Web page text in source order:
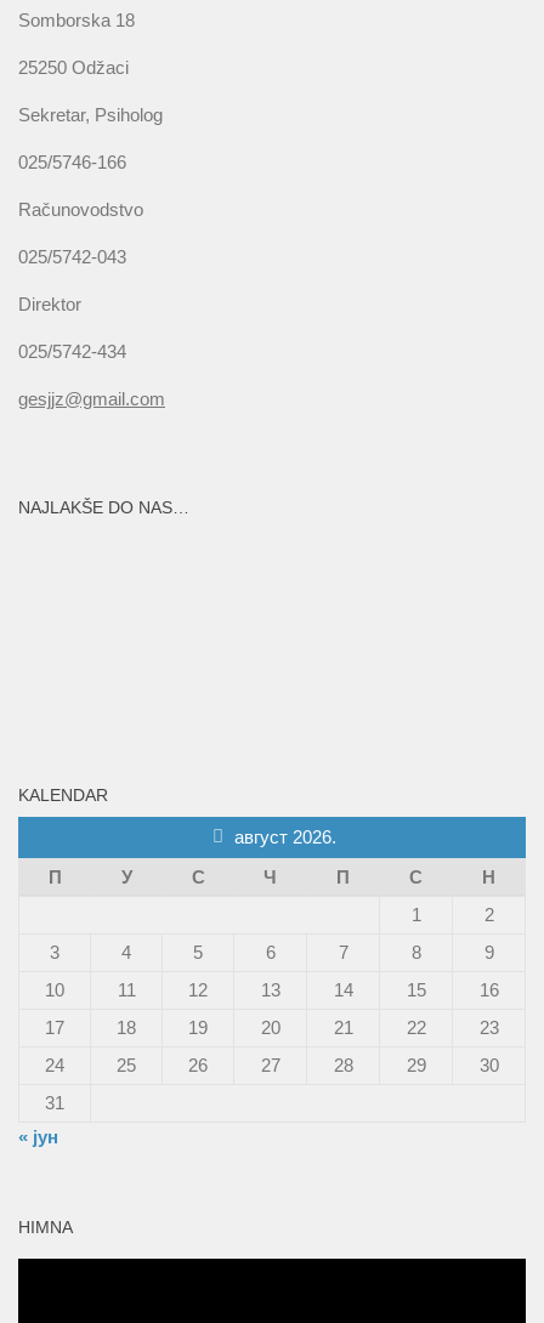
Somborska 18
25250 Odžaci
Sekretar, Psiholog
025/5746-166
Računovodstvo
025/5742-043
Direktor
025/5742-434
gesjjz@gmail.com
NAJLAKŠE DO NAS…
KALENDAR
август 2026.
П
У С Ч П С
Н
1
2
3
4 5 6 7 8
9
10
11 12 13 14 15
16
17
18 19 20 21 22
23
24
25 26 27 28 29
30
31
« јун
HIMNA